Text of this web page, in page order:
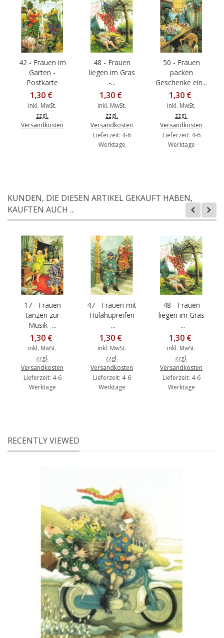
42 - Frauen im
Garten -
Postkarte
1,30 €
inkl. MwSt.
zzgl.
Versandkosten
48 - Frauen
liegen im Gras
-...
1,30 €
inkl. MwSt.
zzgl.
Versandkosten
Lieferzeit: 4-6
Werktage
50 - Frauen
packen
Geschenke ein...
1,30 €
inkl. MwSt.
zzgl.
Versandkosten
Lieferzeit: 4-6
Werktage
KUNDEN, DIE DIESEN ARTIKEL GEKAUFT HABEN,
KAUFTEN AUCH ...
17 - Frauen
tanzen zur
Musik -...
1,30 €
inkl. MwSt.
zzgl.
Versandkosten
Lieferzeit: 4-6
Werktage
47 - Frauen mit
Hulahupreifen
-...
1,30 €
inkl. MwSt.
zzgl.
Versandkosten
Lieferzeit: 4-6
Werktage
48 - Frauen
liegen im Gras
-...
1,30 €
inkl. MwSt.
zzgl.
Versandkosten
Lieferzeit: 4-6
Werktage
RECENTLY VIEWED